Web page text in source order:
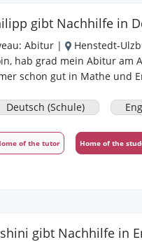
Abitur |
Henstedt-
hab grad mein Abitur am
schon gut in Mathe und
auf Grundniveau, daher
vorallem was Grammatik
melden.
Deutsch (Schule)
of the tutor Home of the
gibt Nachhilfe in